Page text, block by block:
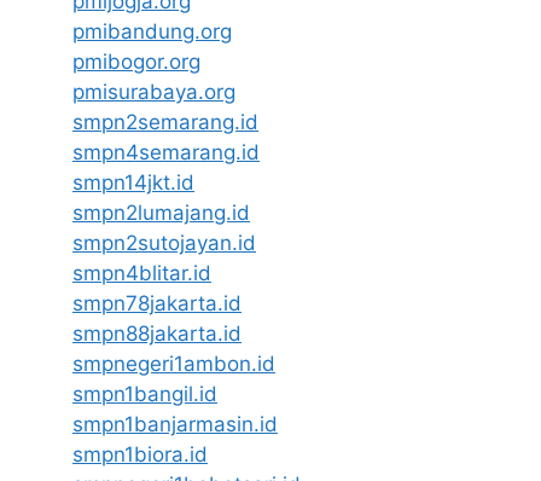
pmibandung.org
pmibogor.org
pmisurabaya.org
smpn2semarang.id
smpn4semarang.id
smpn14jkt.id
smpn2lumajang.id
smpn2sutojayan.id
smpn4blitar.id
smpn78jakarta.id
smpn88jakarta.id
smpnegeri1ambon.id
smpn1bangil.id
smpn1banjarmasin.id
smpn1biora.id